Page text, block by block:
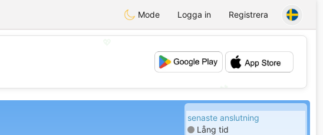
Mode Logga in Registrera
senaste anslutning
Lång tid